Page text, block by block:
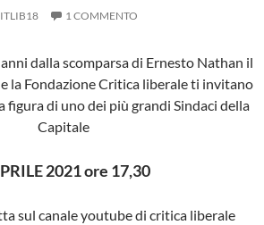
1 COMMENTO
dalla scomparsa di Ernesto Nathan il
la Fondazione Critica liberale ti invitano
figura di uno dei più grandi Sindaci della
Capitale
2021 ore 17,30
sul canale youtube di critica liberale